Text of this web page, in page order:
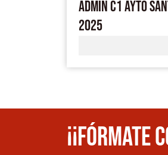
ADMIN C1 AYTO
2025
¡¡FÓRMATE